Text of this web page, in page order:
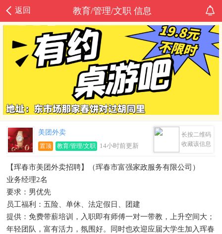
返回 教育/管理/文职 信息
美团外卖
置顶 教育/管理/文职 14小时前更新
长按二维码
收藏该信息
【珲春市美团外卖招聘】（珲春市富强家政服务有限公司）
业务经理2名
要求：男优先
员工福利：五险、单休、法定假日、团建
提供：免费带薪培训，入职即有师傅一对一带教，上升空间大；
年轻团队，富有活力，氛围好。同时也欢迎应届大学生加入珲春